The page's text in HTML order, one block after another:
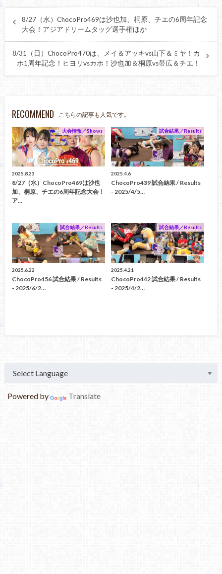
8/27（水）ChocoPro469は沙也加、桐原、チエの6周年記念
大会！アジアドリームタッグ選手権ほか
8/31（日）ChocoPro470は、メイ＆アッキvs山下＆ミヤ！カ
ホ1周年記念！ヒヨリvsカホ！沙也加＆桐原vs帯広＆チエ！
RECOMMEND こちらの記事も人気です。
大会情報／Shows
2025.8.23
8/27（水）ChocoPro469は沙也
加、桐原、チエの6周年記念大会！
ア…
試合結果／Results
2025.4.6
ChocoPro439 試合結果 / Results
- 2025/4/5…
試合結果／Results
2025.6.22
ChocoPro456 試合結果 / Results
- 2025/6/2…
試合結果／Results
2025.4.21
ChocoPro442 試合結果 / Results
- 2025/4/2…
Powered by Translate